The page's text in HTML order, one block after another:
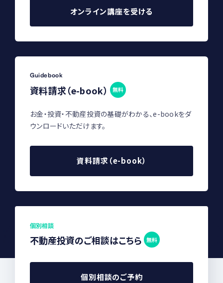
オンライン講座を受ける
Guidebook
資料請求（e-book） 無料
お金・投資・不動産投資の基礎がわかる、e-bookをダ
ウンロードいただけます。
資料請求（e-book）
個別相談
不動産投資のご相談はこちら 無料
個別相談のご予約